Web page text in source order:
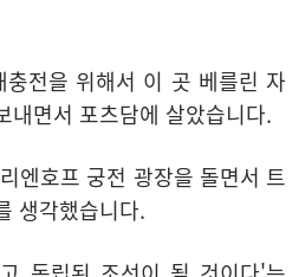
전을 위해서 이 곳 베를린 자
내면서 포츠담에 살았습니다.
엔호프 궁전 광장을 돌면서 트
생각했습니다.